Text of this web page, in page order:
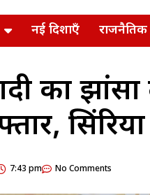
नई दिशाएँ राजनैतिक
का
7:43 pm No Comments